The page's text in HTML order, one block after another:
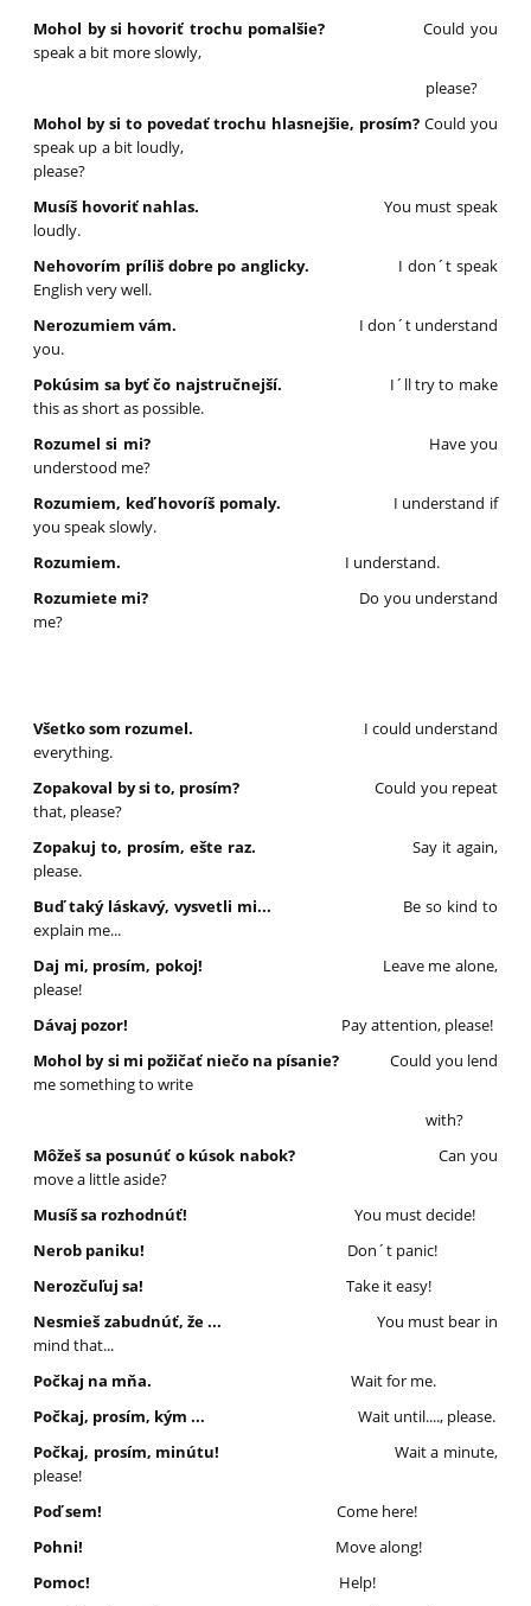
Mohol by si hovoriť trochu pomalšie?Could you
speak a bit more slowly,
please?
Mohol by si to povedať trochu hlasnejšie, prosím? Could you
speak up a bit loudly,
please?
Musíš hovoriť nahlas. You must speak
loudly.
Nehovorím príliš dobre po anglicky. I don´t speak
English very well.
Nerozumiem vám. I don´t understand
you.
Pokúsim sa byť čo najstručnejší.
I´ll try to make
this as short as possible.
Rozumel si mi? Have you
understood me?
Rozumiem, keď hovoríš pomaly. I understand if
you speak slowly.
Rozumiem. I understand.
Rozumiete mi? Do you understand
me?
Všetko som rozumel. I could understand
everything.
Zopakoval by si to, prosím?Could you repeat
that, please?
Zopakuj to, prosím, ešte raz. Say it again,
please.
Buď taký láskavý, vysvetli mi... Be so kind to
explain me...
Daj mi, prosím, pokoj! Leave me alone,
please!
Dávaj pozor! Pay attention, please!
Mohol by si mi požičať niečo na písanie?Could you lend
me something to write
with?
Môžeš sa posunúť o kúsok nabok?Can you
move a little aside?
Musíš sa rozhodnúť!You must decide!
Nerob paniku! Don´t panic!
Nerozčuľuj sa!Take it easy!
Nesmieš zabudnúť, že ...You must bear in
mind that...
Počkaj na mňa.Wait for me.
Počkaj, prosím, kým ...Wait until...., please.
Počkaj, prosím, minútu! Wait a minute,
please!
Poď sem!Come here!
Pohni! Move along!
Pomoc! Help!